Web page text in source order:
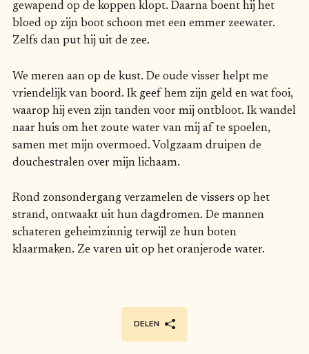
gewapend op de koppen klopt. Daarna boent hij het
bloed op zijn boot schoon met een emmer zeewater.
Zelfs dan put hij uit de zee.
We meren aan op de kust. De oude visser helpt me
vriendelijk van boord. Ik geef hem zijn geld en wat fooi,
waarop hij even zijn tanden voor mij ontbloot. Ik wandel
naar huis om het zoute water van mij af te spoelen,
samen met mijn overmoed. Volgzaam druipen de
douchestralen over mijn lichaam.
Rond zonsondergang verzamelen de vissers op het
strand, ontwaakt uit hun dagdromen. De mannen
schateren geheimzinnig terwijl ze hun boten
klaarmaken. Ze varen uit op het oranjerode water.
DELEN